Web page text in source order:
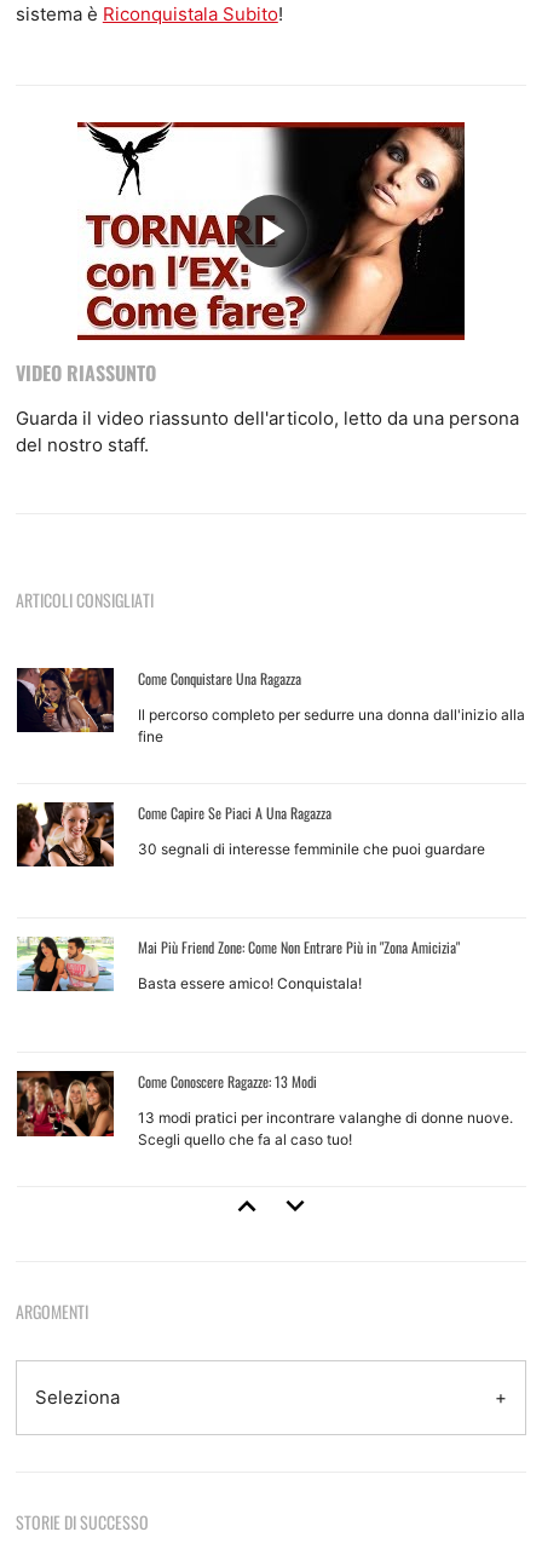
sistema è Riconquistala Subito!
VIDEO RIASSUNTO
Guarda il video riassunto dell'articolo, letto da una persona
del nostro staff.
ARTICOLI CONSIGLIATI
Come Conquistare Una Ragazza
Il percorso completo per sedurre una donna dall'inizio alla
fine
Come Capire Se Piaci A Una Ragazza
30 segnali di interesse femminile che puoi guardare
Mai Più Friend Zone: Come Non Entrare Più in "Zona Amicizia"
Basta essere amico! Conquistala!
Come Conoscere Ragazze: 13 Modi
13 modi pratici per incontrare valanghe di donne nuove.
Scegli quello che fa al caso tuo!
Come Approcciare Una Ragazza
8 tecniche efficaci e come usarle per sedurre
ARGOMENTI
Seleziona
STORIE DI SUCCESSO
Sono le otto del mattino, sono appena tornato da